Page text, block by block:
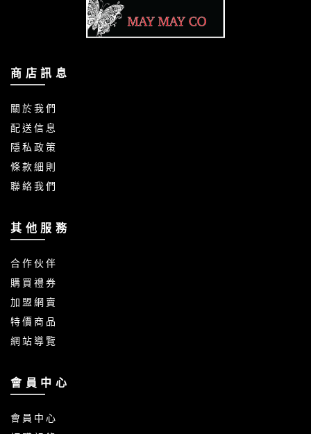
商 店 訊 息
關 於 我 們
配 送 信 息
隱 私 政 策
條 款 細 則
聯 絡 我 們
其 他 服 務
合 作 伙 伴
購 買 禮 券
加 盟 網 賣
特 價 商 品
網 站 導 覽
會 員 中 心
會 員 中 心